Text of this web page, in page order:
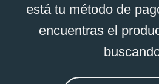
está tu método de
encuentras el